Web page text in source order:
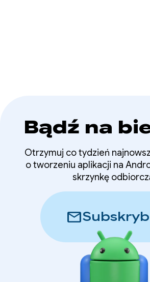
Bądź na
Otrzymuj co tydzień
o tworzeniu aplikacji na
skrzynkę
mail